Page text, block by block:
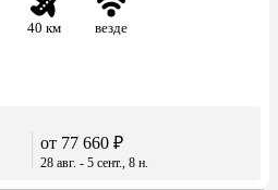
40 км
везде
от 77 660 ₽
28 авг. - 5 сент., 8 н.